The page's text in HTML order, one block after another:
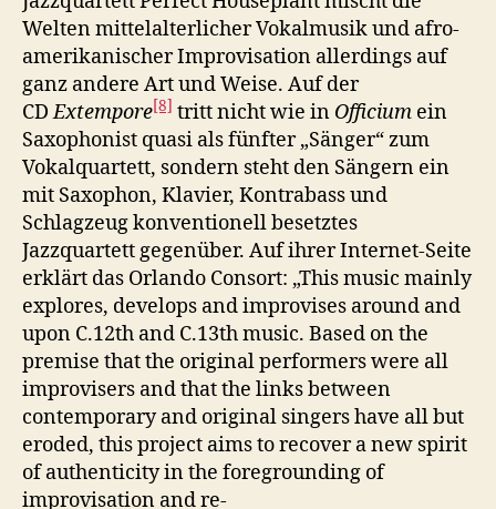
Welten mittelalterlicher Vokalmusik und afro-
amerikanischer Improvisation allerdings auf
ganz andere Art und Weise. Auf der
CDExtempore[8] tritt nicht wie in Officium ein
Saxophonist quasi als fünfter „Sänger“ zum
Vokalquartett, sondern steht den Sängern ein
mit Saxophon, Klavier, Kontrabass und
Schlagzeug konventionell besetztes
Jazzquartett gegenüber. Auf ihrer Internet-Seite
erklärt das Orlando Consort: „This music mainly
explores, develops and improvises around and
upon C.12th and C.13th music. Based on the
premise that the original performers were all
improvisers and that the links between
contemporary and original singers have all but
eroded, this project aims to recover a new spirit
of authenticity in the foregrounding of
improvisation and re-